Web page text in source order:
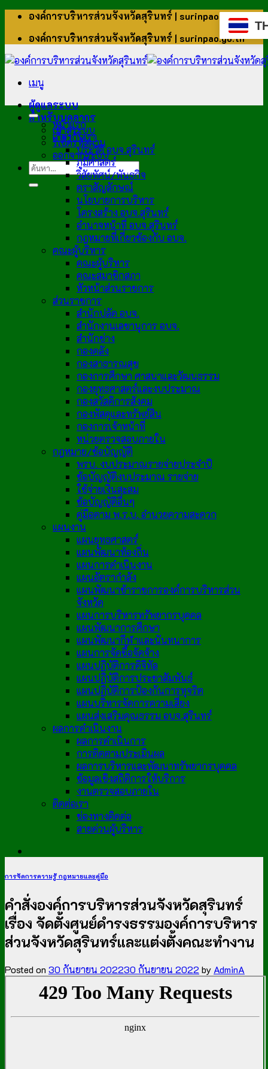
ข้าม
เนื้อหา
องค์การบริหารส่วนจังหวัดสุรินทร์ | surinpao.go.th
องค์การบริหารส่วนจังหวัดสุรินทร์ | surinpao.go.th
เมนู
ผู้ดูแลระบบ
สำหรับบุคลากร
เข้าสู่ระบบ
รีเซ็ตรหัสผ่าน
ออกจากระบบ
หน้าแรก
เกี่ยวกับเรา
ประวัติ อบจ.สุรินทร์
ภูมิศาสตร์
วิสัยทัศน์/พันธกิจ
ตราสัญลักษณ์
นโยบายการบริหาร
โครงสร้าง อบจ.สุรินทร์
อำนาจหน้าที่ อบจ.สุรินทร์
กฎหมายที่เกี่ยวข้องกับ อบจ.
คณะผู้บริหาร
คณะผู้บริหาร
คณะสมาชิกสภา
หัวหน้าส่วนราชการ
ส่วนราชการ
สำนักปลัด อบจ.
สำนักงานเลขานุการ อบจ.
สำนักช่าง
กองคลัง
กองสาธารณสุข
กองการศึกษา ศาสนาและวัฒนธรรม
กองยุทธศาสตร์และงบประมาณ
กองสวัสดิการสังคม
กองพัสดุและทรัพย์สิน
กองการเจ้าหน้าที่
หน่วยตรวจสอบภายใน
กฎหมาย/ข้อบัญญัติ
พรบ. งบประมาณรายจ่ายประจำปี
ข้อบัญญัติงบประมาณ รายจ่าย
ใช้จ่ายเงินสะสม
ข้อบัญญัติอื่นๆ
คู่มือตาม พ.ร.บ. อำนวยความสะดวก
แผนงาน
แผนยุทธศาสตร์
แผนพัฒนาท้องถิ่น
แผนการดำเนินงาน
แผนอัตรากำลัง
แผนพัฒนาข้าราชการองค์การบริหารส่วน
จังหวัด
แผนการบริหารทรัพยากรบุคคล
แผนพัฒนาการศึกษา
แผนพัฒนากีฬาและนันทนาการ
แผนการจัดซื้อจัดจ้าง
แผนปฏิบัติการดิจิทัล
แผนปฏิบัติการประชาสัมพันธ์
แผนปฏิบัติการป้องกันการทุจริต
แผนบริหารจัดการความเสี่ยง
แผนส่งเสริมคุณธรรม อบจ.สุรินทร์
ผลการดำเนินงาน
ผลการดำเนินการ
การติดตามประเมินผล
ผลการบริหารและพัฒนาทรัพยากรบุคคล
ข้อมูลเชิงสถิติการให้บริการ
งานตรวจสอบภายใน
ติดต่อเรา
ช่องทางติดต่อ
สายด่วนผู้บริหาร
การจัดการความรู้ กฎหมายและคู่มือ
คำสั่งองค์การบริหารส่วนจังหวัดสุรินทร์
เรื่อง จัดตั้งศูนย์ดำรงธรรมองค์การบริหาร
ส่วนจังหวัดสุรินทร์และแต่งตั้งคณะทำงาน
Posted on 30 กันยายน 202230 กันยายน 2022 by AdminA